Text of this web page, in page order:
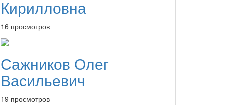
Кирилловна
16 просмотров
Сажников Олег
Васильевич
19 просмотров